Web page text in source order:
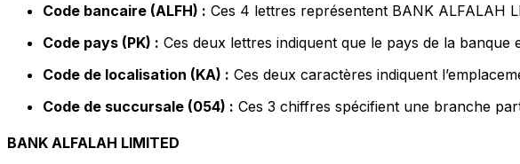
Code bancaire (ALFH) : Ces 4 lettres représentent BANK ALFALAH
Code pays (PK) : Ces deux lettres indiquent que le pays de la banque
Code de localisation (KA) : Ces deux caractères indiquent
Code de succursale (054) : Ces 3 chiffres spécifient une branche
BANK ALFALAH LIMITED